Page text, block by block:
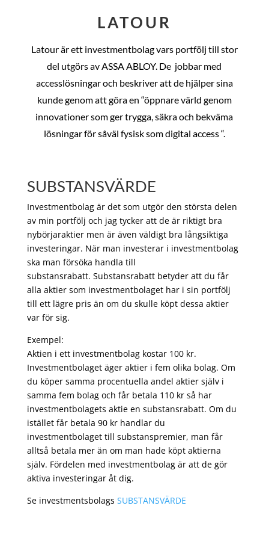
LATOUR
Latour är ett investmentbolag vars portfölj till stor
del utgörs av ASSA ABLOY. De jobbar med
accesslösningar och beskriver att de hjälper sina
kunde genom att göra en “öppnare värld genom
innovationer som ger trygga, säkra och bekväma
lösningar för såväl fysisk som digital access “.
SUBSTANSVÄRDE
Investmentbolag är det som utgör den största delen
av min portfölj och jag tycker att de är riktigt bra
nybörjaraktier men är även väldigt bra långsiktiga
investeringar. När man investerar i investmentbolag
ska man försöka handla till
substansrabatt. Substansrabatt betyder att du får
alla aktier som investmentbolaget har i sin portfölj
till ett lägre pris än om du skulle köpt dessa aktier
var för sig.
Exempel:
Aktien i ett investmentbolag kostar 100 kr.
Investmentbolaget äger aktier i fem olika bolag. Om
du köper samma procentuella andel aktier själv i
samma fem bolag och får betala 110 kr så har
investmentbolagets aktie en substansrabatt. Om du
istället får betala 90 kr handlar du
investmentbolaget till substanspremier, man får
alltså betala mer än om man hade köpt aktierna
själv. Fördelen med investmentbolag är att de gör
aktiva investeringar åt dig.
Se investmentsbolags SUBSTANSVÄRDE